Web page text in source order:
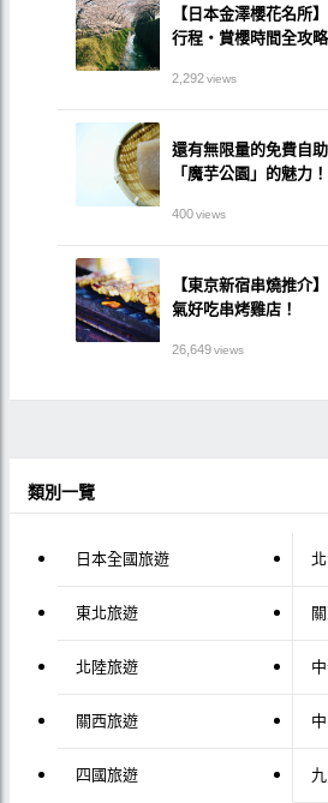
【日本金澤櫻花名所
行程・賞櫻時間全攻略
2,292views
還有無限量的免費自
「魔芋公園」的魅力！
400views
【東京新宿串燒推介
氣好吃串烤雞店！
26,649views
類別一覽
日本全國旅遊
東北旅遊
北陸旅遊
關西旅遊
四國旅遊